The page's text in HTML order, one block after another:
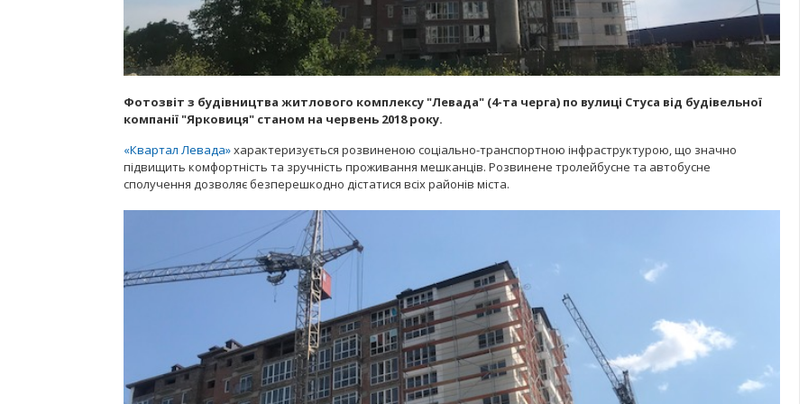
Фотозвіт з будівництва житлового комплексу "Левада" (4-та черга) по вулиці Стуса від будівельної
компанії "Ярковиця" станом на червень 2018 року.
«Квартал Левада»характеризується розвиненою соціально-транспортною інфраструктурою, що значно
підвищить комфортність та зручність проживання мешканців. Розвинене тролейбусне та автобусне
сполучення дозволяє безперешкодно дістатися всіх районів міста.